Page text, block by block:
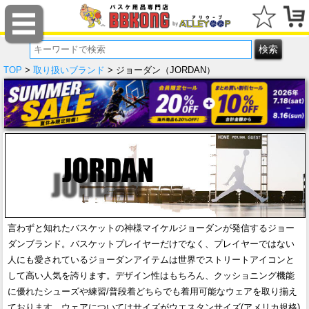
TOP > 取り扱いブランド > ジョーダン（JORDAN）
言わずと知れたバスケットの神様マイケルジョーダンが発信するジョー
ダンブランド。バスケットプレイヤーだけでなく、プレイヤーではない
人にも愛されているジョーダンアイテムは世界でストリートアイコンと
して高い人気を誇ります。デザイン性はもちろん、クッショニング機能
に優れたシューズや練習/普段着どちらでも着用可能なウェアを取り揃え
ております。ウェアについてはサイズがウエスタンサイズ(アメリカ規格)